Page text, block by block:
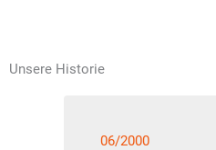
Unsere Historie
06/2000